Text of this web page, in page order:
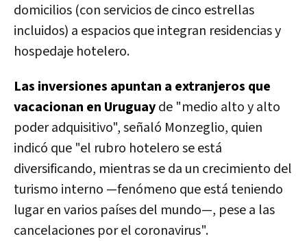
domicilios (con servicios de cinco estrellas
incluidos) a espacios que integran residencias y
hospedaje hotelero.
Las inversiones apuntan a extranjeros que
vacacionan en Uruguayde "medio alto y alto
poder adquisitivo", señaló Monzeglio, quien
indicó que "el rubro hotelero se está
diversificando, mientras se da un crecimiento del
turismo interno —fenómeno que está teniendo
lugar en varios países del mundo—, pese a las
cancelaciones por el coronavirus".